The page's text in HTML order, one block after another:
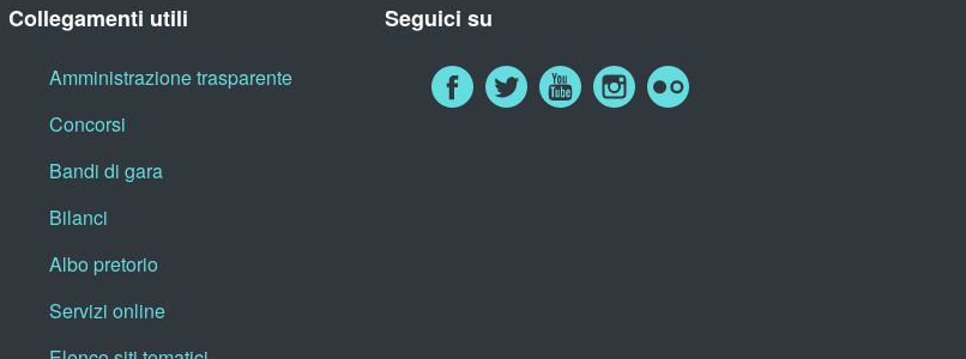
Collegamenti utili
Amministrazione trasparente
Concorsi
Bandi di gara
Bilanci
Albo pretorio
Servizi online
Seguici su